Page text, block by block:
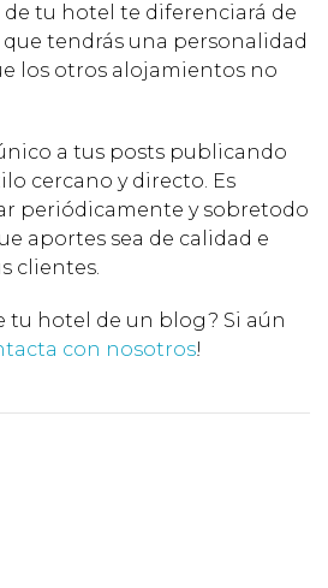
tu hotel te diferenciará de
tendrás una personalidad
los otros alojamientos no
a tus posts publicando
cercano y directo. Es
periódicamente y sobretodo
aportes sea de calidad e
clientes.
tu hotel de un blog? Si aún
con nosotros!